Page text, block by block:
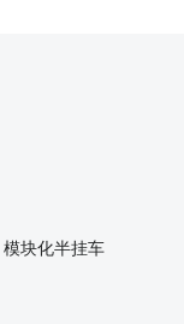
模块化半挂车